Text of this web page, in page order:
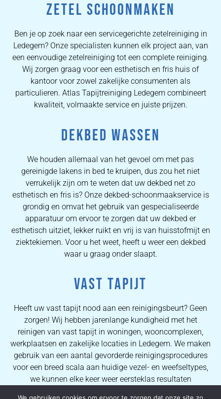
ZETEL SCHOONMAKEN
Ben je op zoek naar een servicegerichte zetelreiniging in
Ledegem? Onze specialisten kunnen elk project aan, van
een eenvoudige zetelreiniging tot een complete reiniging.
Wij zorgen graag voor een esthetisch en fris huis of
kantoor voor zowel zakelijke consumenten als
particulieren. Atlas Tapijtreiniging Ledegem combineert
kwaliteit, volmaakte service en juiste prijzen.
DEKBED WASSEN
We houden allemaal van het gevoel om met pas
gereinigde lakens in bed te kruipen, dus zou het niet
verrukelijk zijn om te weten dat uw dekbed net zo
esthetisch en fris is? Onze dekbed-schoonmaakservice is
grondig en omvat het gebruik van gespecialiseerde
apparatuur om ervoor te zorgen dat uw dekbed er
esthetisch uitziet, lekker ruikt en vrij is van huisstofmijt en
ziektekiemen. Voor u het weet, heeft u weer een dekbed
waar u graag onder slaapt.
VAST TAPIJT
Heeft uw vast tapijt nood aan een reinigingsbeurt? Geen
zorgen! Wij hebben jarenlange kundigheid met het
reinigen van vast tapijt in woningen, wooncomplexen,
werkplaatsen en zakelijke locaties in Ledegem. We maken
gebruik van een aantal gevorderde reinigingsprocedures
voor een breed scala aan huidige vezel- en weefseltypes,
we kunnen elke keer weer eersteklas resultaten